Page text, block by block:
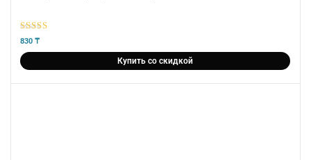
5из 5
830 ₸
Купить со скидкой